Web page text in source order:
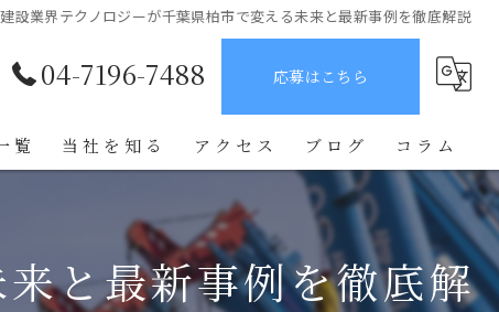
建設業界テクノロジーが千葉県柏市で変える未来と最新事例を徹底解説
04-7196-7488 応募はこちら
覧 当社を知る
鉄骨鳶
アクセス ブログ コラム
と最新事例を徹底解